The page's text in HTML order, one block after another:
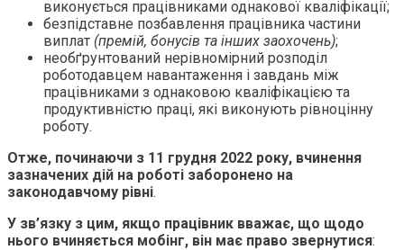
виконується працівниками однакової кваліфікації;
безпідставне позбавлення працівника частини
виплат (премій, бонусів та інших заохочень);
необґрунтований нерівномірний розподіл
роботодавцем навантаження і завдань між
працівниками з однаковою кваліфікацією та
продуктивністю праці, які виконують рівноцінну
роботу.
Отже, починаючи з 11 грудня 2022 року, вчинення
зазначених дій на роботі заборонено на
законодавчому рівні.
У зв’язку з цим, якщо працівник вважає, що щодо
нього вчиняється мобінг, він має право звернутися: